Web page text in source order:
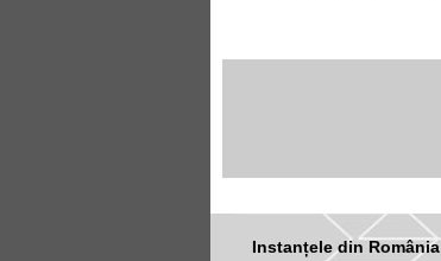
Instanțele din România